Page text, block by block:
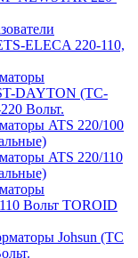
ELECA 220-110,
DAYTON (TC-
Вольт.
ATS 220/100
ATS 220/110
Вольт TOROID
Johsun (TС